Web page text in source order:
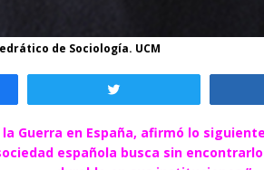
de Sociología. UCM
la Guerra en España, afirmó lo
española busca sin